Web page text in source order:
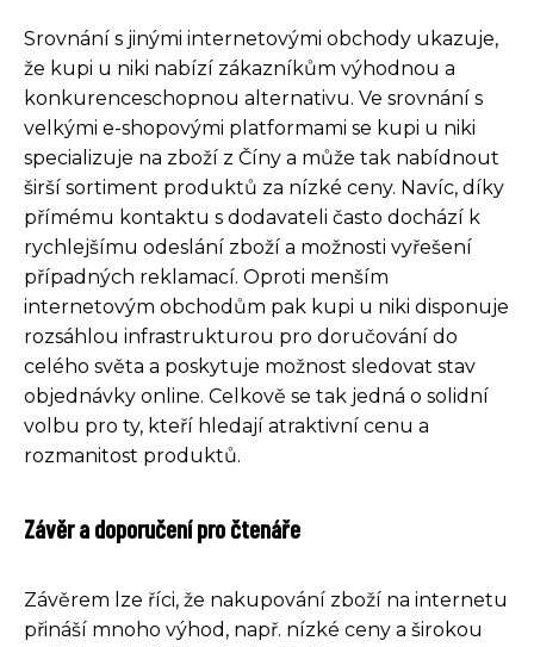
Srovnání s jinými internetovými obchody ukazuje,
že kupi u niki nabízí zákazníkům výhodnou a
konkurenceschopnou alternativu. Ve srovnání s
velkými e-shopovými platformami se kupi u niki
specializuje na zboží z Číny a může tak nabídnout
širší sortiment produktů za nízké ceny. Navíc, díky
přímému kontaktu s dodavateli často dochází k
rychlejšímu odeslání zboží a možnosti vyřešení
případných reklamací. Oproti menším
internetovým obchodům pak kupi u niki disponuje
rozsáhlou infrastrukturou pro doručování do
celého světa a poskytuje možnost sledovat stav
objednávky online. Celkově se tak jedná o solidní
volbu pro ty, kteří hledají atraktivní cenu a
rozmanitost produktů.
Závěr a doporučení pro čtenáře
Závěrem lze říci, že nakupování zboží na internetu
přináší mnoho výhod, např. nízké ceny a širokou